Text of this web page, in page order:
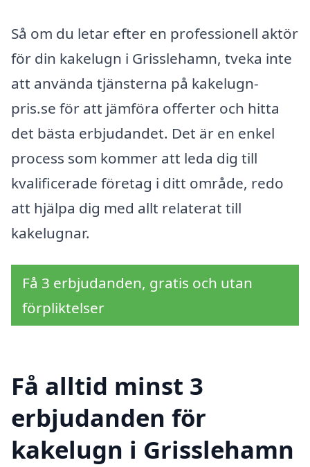
Så om du letar efter en professionell aktör
för din kakelugn i Grisslehamn, tveka inte
att använda tjänsterna på kakelugn-
pris.se för att jämföra offerter och hitta
det bästa erbjudandet. Det är en enkel
process som kommer att leda dig till
kvalificerade företag i ditt område, redo
att hjälpa dig med allt relaterat till
kakelugnar.
Få 3 erbjudanden, gratis och utan
förpliktelser
Få alltid minst 3
erbjudanden för
kakelugn i Grisslehamn